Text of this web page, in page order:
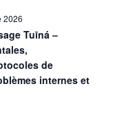
2026
Tuīná –
de
internes et